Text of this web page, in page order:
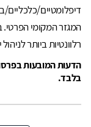
דיפלומטיים/כלכליים/
המגזר המקומי הפרטי.
רלוונטיות ביותר
הדעות המובעות
בלבד.